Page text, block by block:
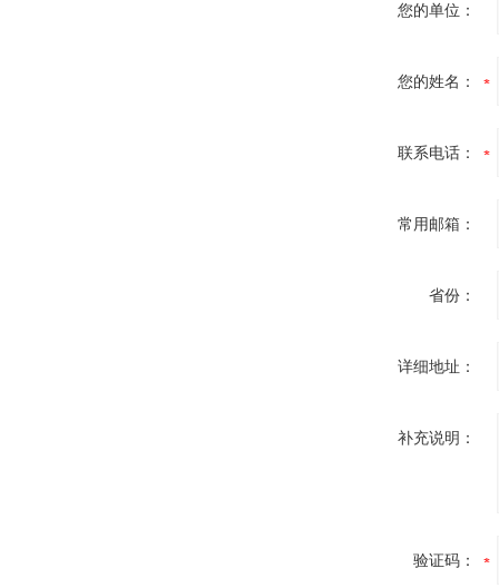
您的单位：
您的姓名：
联系电话：
常用邮箱：
省份：
详细地址：
补充说明：
验证码：